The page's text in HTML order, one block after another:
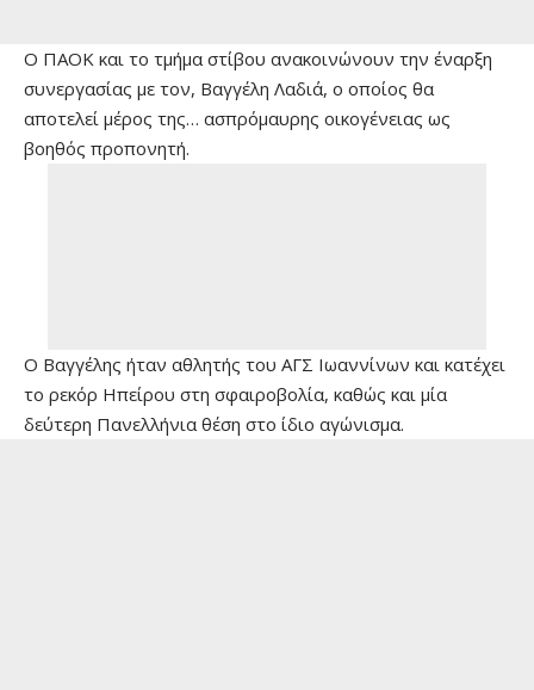
Ο ΠΑΟΚ και το τμήμα στίβου ανακοινώνουν την έναρξη
συνεργασίας με τον, Βαγγέλη Λαδιά, ο οποίος θα
αποτελεί μέρος της… ασπρόμαυρης οικογένειας ως
βοηθός προπονητή.
Ο Βαγγέλης ήταν αθλητής του ΑΓΣ Ιωαννίνων και κατέχει
το ρεκόρ Ηπείρου στη σφαιροβολία, καθώς και μία
δεύτερη Πανελλήνια θέση στο ίδιο αγώνισμα.